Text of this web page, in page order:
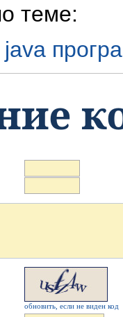
теме:
обновить, если не виден код